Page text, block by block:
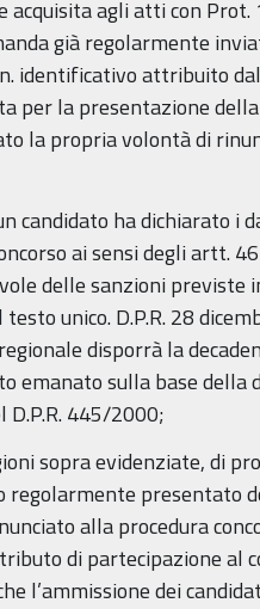
acquisita agli atti con
già regolarmente
identificativo attribuito
per la presentazione
la propria volontà di
candidato ha dichiarato
ai sensi degli artt.
delle sanzioni previste
unico. D.P.R. 28
disporrà la
emanato sulla base della
D.P.R. 445/2000;
sopra evidenziate, di
regolarmente presentato
alla procedura
di partecipazione al
l’ammissione dei